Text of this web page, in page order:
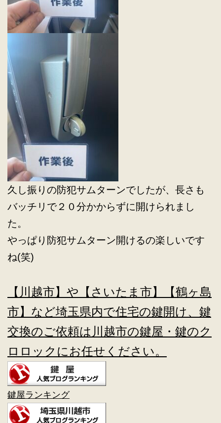
久し振りの防犯サムターンでしたが、長さも
バッチリで２０分かからずに開けられまし
た。
やっぱり防犯サムターン開けるの楽しいです
ね(笑)
【川越市】や【さいたま市】【鶴ヶ島
市】など埼玉県内で住宅の鍵開け、鍵
交換のご依頼は川越市の鍵屋・鍵のク
ロロックにお任せください。
鍵屋ランキング